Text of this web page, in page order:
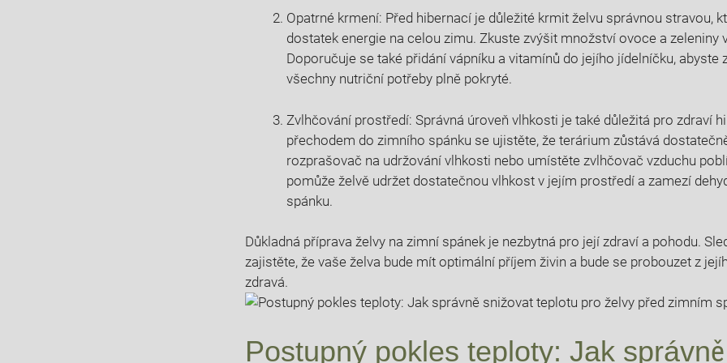
Opatrné krmení: Před hibernací je důležité krmit ​želvu správnou stravou,
dostatek energie ⁣na celou zimu. Zkuste zvýšit množství ovoce a ‌zeleniny
Doporučuje se také ⁤přidání vápníku a vitamínů do jejího jídelníčku, abyste
všechny nutriční potřeby plně pokryté.
Zvlhčování prostředí: Správná úroveň ‌vlhkosti ​je také důležitá pro⁣ zdraví
přechodem do zimního‍ spánku se ujistěte, že terárium zůstává
⁢rozprašovač na udržování⁤ vlhkosti nebo umístěte ​zvlhčovač vzduchu
pomůže želvě udržet dostatečnou vlhkost v jejím prostředí a zamezí
spánku.
Důkladná příprava želvy ‍na zimní spánek je nezbytná⁤ pro její ‍zdraví a pohodu.
zajistěte, že vaše želva bude mít optimální příjem živin a bude ​se probouzet z
zdravá.
Postupný pokles teploty: Jak